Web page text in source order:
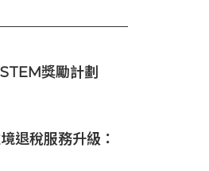
獎勵計劃
》第二季及「長
獎」
退稅服務升級：